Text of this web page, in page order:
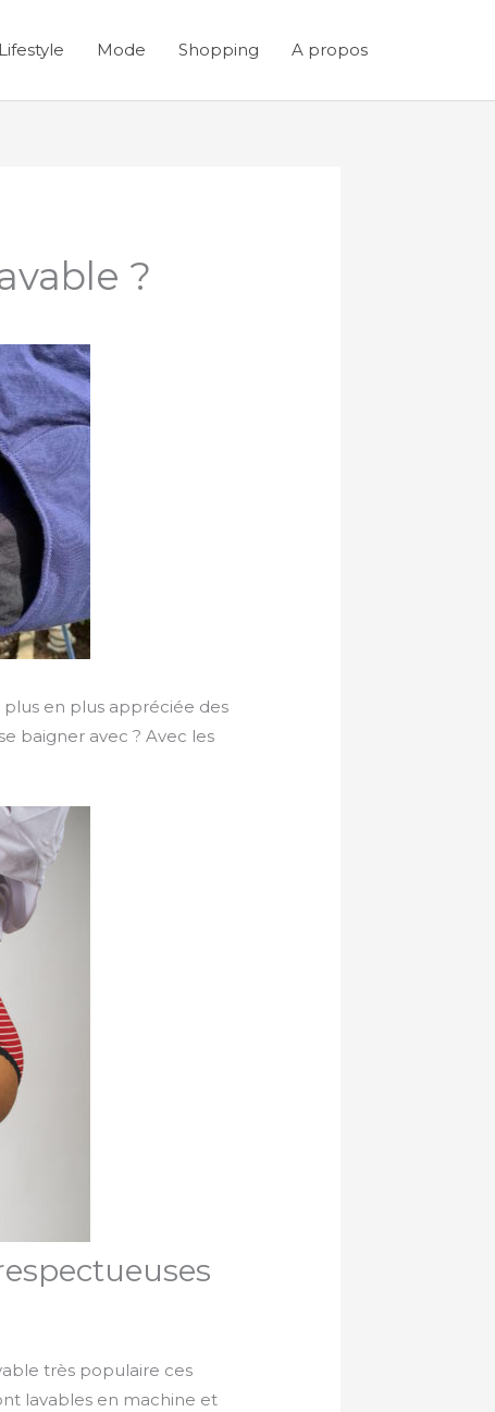
Lifestyle Mode Shopping A propos
?
en plus appréciée des
baigner avec ? Avec les
très populaire ces
lavables en machine et